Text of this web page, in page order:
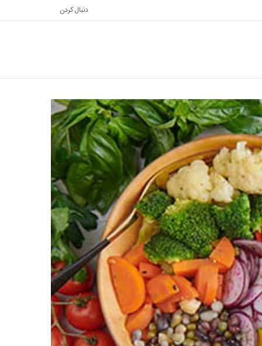
دنبال کردن
برایپوسته